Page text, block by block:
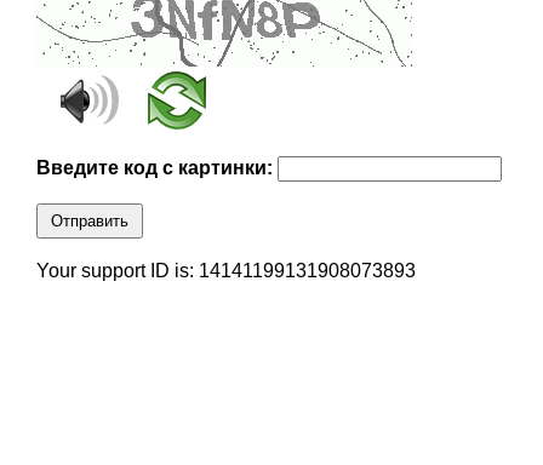
Введите код с картинки:
Отправить
Your support ID is: 14141199131908073893